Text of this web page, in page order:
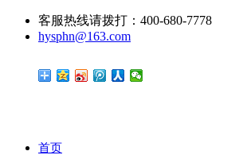
客服热线请拨打：400-680-7778
hysphn@163.com
首页